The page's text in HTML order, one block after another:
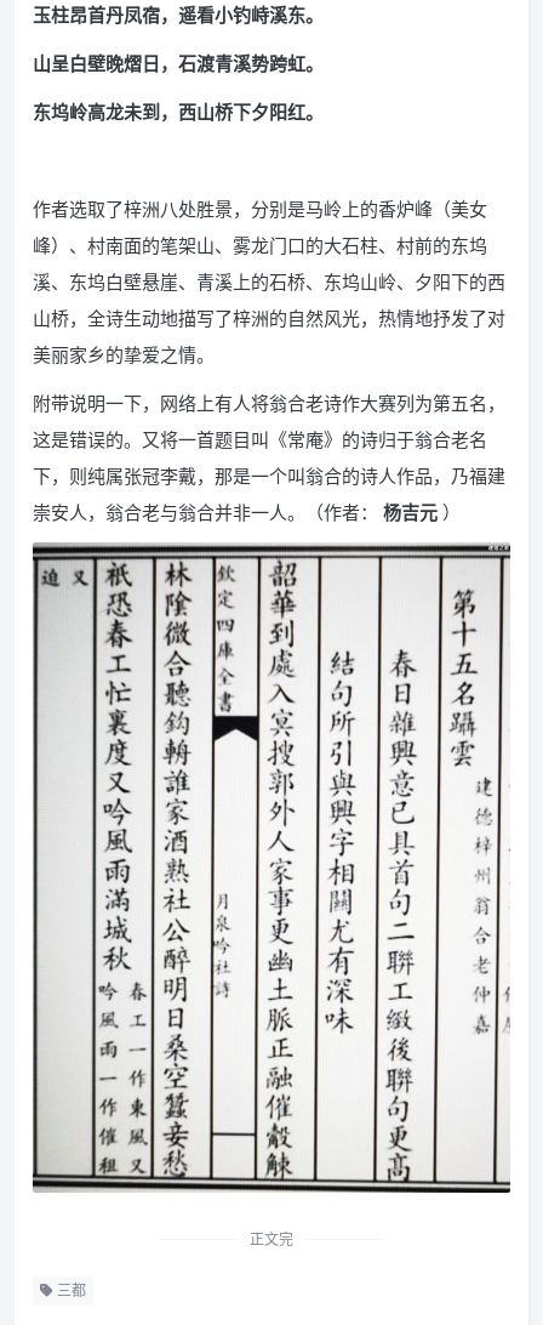
玉柱昂首丹凤宿，遥看小钓峙溪东。
山呈白壁晚熠日，石渡青溪势跨虹。
东坞岭高龙未到，西山桥下夕阳红。
作者选取了梓洲八处胜景，分别是马岭上的香炉峰（美女
峰）、村南面的笔架山、雾龙门口的大石柱、村前的东坞
溪、东坞白壁悬崖、青溪上的石桥、东坞山岭、夕阳下的西
山桥，全诗生动地描写了梓洲的自然风光，热情地抒发了对
美丽家乡的挚爱之情。
附带说明一下，网络上有人将翁合老诗作大赛列为第五名，
这是错误的。又将一首题目叫《常庵》的诗归于翁合老名
下，则纯属张冠李戴，那是一个叫翁合的诗人作品，乃福建
崇安人，翁合老与翁合并非一人。（作者：
杨吉元 ）
正文完
三都